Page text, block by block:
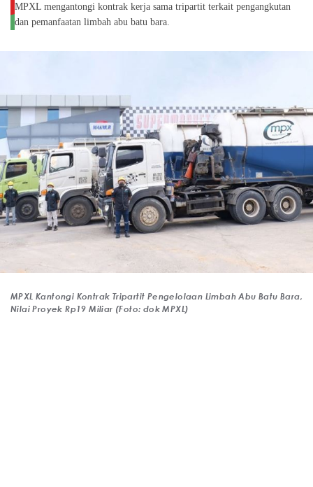
MPXL mengantongi kontrak kerja sama tripartit terkait pengangkutan
dan pemanfaatan limbah abu batu bara.
MPXL Kantongi Kontrak Tripartit Pengelolaan Limbah Abu Batu Bara,
Nilai Proyek Rp19 Miliar (Foto: dok MPXL)